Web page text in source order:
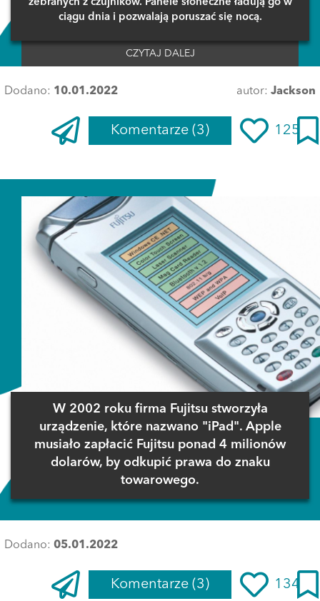
zebranych z czujników. Panele słoneczne ładują go w
ciągu dnia i pozwalają poruszać się nocą.
CZYTAJ DALEJ
Dodano: 10.01.2022 autor: Jackson
Komentarze (3) 125
W 2002 roku firma Fujitsu stworzyła
urządzenie, które nazwano "iPad". Apple
musiało zapłacić Fujitsu ponad 4 milionów
dolarów, by odkupić prawa do znaku
towarowego.
Dodano: 05.01.2022
Komentarze (3) 134